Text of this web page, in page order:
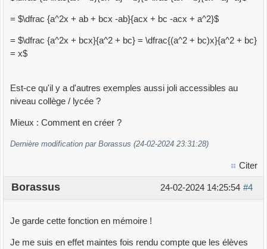
= $\dfrac {a^2x + ab + bcx -ab}{acx + bc -acx + a^2}$
= $\dfrac {a^2x + bcx}{a^2 + bc} = \dfrac{(a^2 + bc)x}{a^2 + bc}
= x$
Est-ce qu'il y a d'autres exemples aussi joli accessibles au
niveau collège / lycée ?
Mieux : Comment en créer ?
Dernière modification par Borassus (24-02-2024 23:31:28)
Citer
#4
24-02-2024 14:25:54
Borassus
Je garde cette fonction en mémoire !
Je me suis en effet maintes fois rendu compte que les élèves